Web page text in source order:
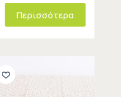
Περισσότερα